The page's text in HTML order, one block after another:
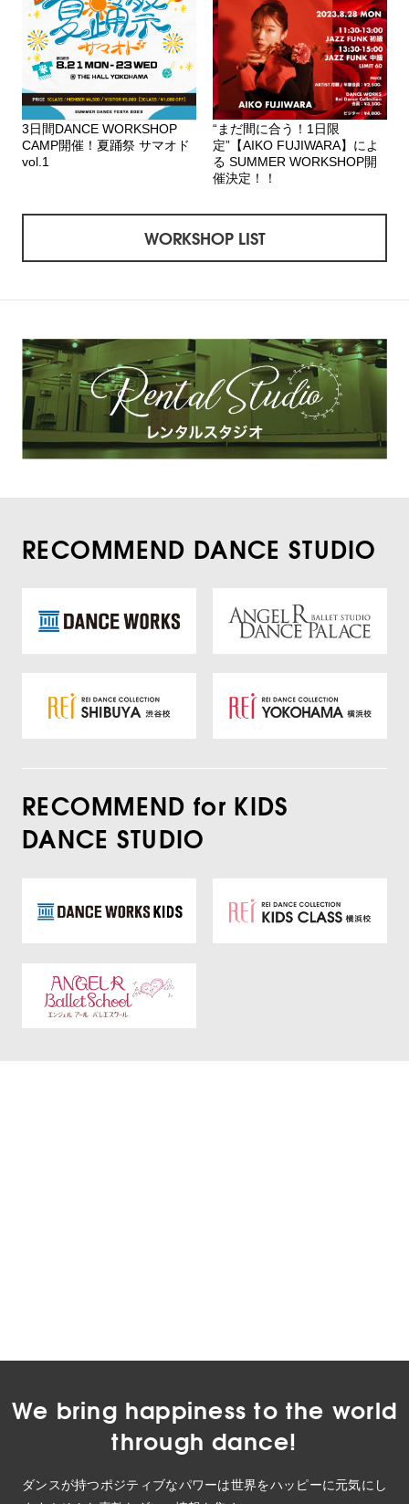
3日間DANCE WORKSHOP
CAMP開催！夏踊祭 サマオド
vol.1
“まだ間に合う！1日限
定”【AIKO FUJIWARA】によ
る SUMMER WORKSHOP開
催決定！！
WORKSHOP LIST
RECOMMEND DANCE STUDIO
RECOMMEND for KIDS
DANCE STUDIO
We bring happiness to the world
through dance!
ダンスが持つポジティブなパワーは世界をハッピーに元気にし